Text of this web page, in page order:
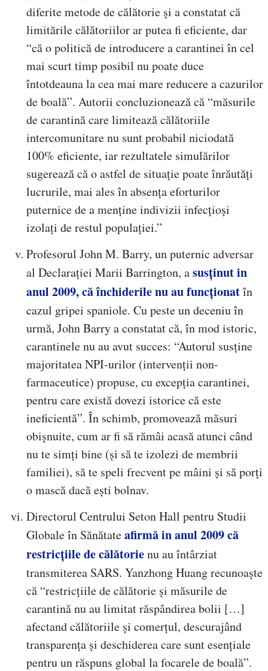
diferite metode de călătorie și a constatat că
limitările călătoriilor ar putea fi eficiente, dar
“că o politică de introducere a carantinei în cel
mai scurt timp posibil nu poate duce
întotdeauna la cea mai mare reducere a cazurilor
de boală”. Autorii concluzionează că “măsurile
de carantină care limitează călătoriile
intercomunitare nu sunt probabil niciodată
100% eficiente, iar rezultatele simulărilor
sugerează că o astfel de situație poate înrăutăți
lucrurile, mai ales în absența eforturilor
puternice de a menține indivizii infecțioși
izolați de restul populației.”
Profesorul John M. Barry, un puternic adversar
al Declarației Marii Barrington, asusținut in
anul 2009, că închiderile nu au funcționatîn
cazul gripei spaniole. Cu peste un deceniu în
urmă, John Barry a constatat că, în mod istoric,
carantinele nu au avut succes: “Autorul susține
majoritatea NPI-urilor (intervenții non-
farmaceutice) propuse, cu excepția carantinei,
pentru care există dovezi istorice că este
ineficientă”. În schimb, promovează măsuri
obișnuite, cum ar fi să rămâi acasă atunci când
nu te simți bine (și să te izolezi de membrii
familiei), să te speli frecvent pe mâini și să porți
o mască dacă ești bolnav.
Directorul Centrului Seton Hall pentru Studii
Globale în Sănătateafirmă in anul 2009 că
restricțiile de călătorienu au întârziat
transmiterea SARS. Yanzhong Huang recunoaște
că “restricțiile de călătorie și măsurile de
carantină nu au limitat răspândirea bolii […]
afectand călătoriile și comerțul, descurajând
transparența și deschiderea care sunt esențiale
pentru un răspuns global la focarele de boală”.